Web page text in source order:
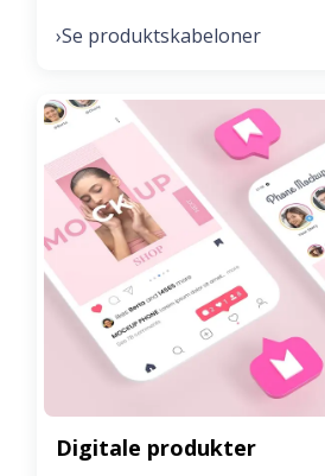
›Se produktskabeloner
Digitale produkter